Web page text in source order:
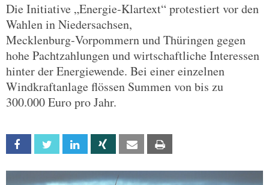
Die Initiative „Energie‑Klartext“ protestiert vor den
Wahlen in Niedersachsen,
Mecklenburg‑Vorpommern und Thüringen gegen
hohe Pachtzahlungen und wirtschaftliche Interessen
hinter der Energiewende. Bei einer einzelnen
Windkraftanlage flössen Summen von bis zu
300.000 Euro pro Jahr.
Facebook Twitter Linkedin Xing Email